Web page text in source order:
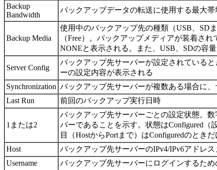
Backup
Bandwidth
バックアップデータの転送に使用する最大
Backup Media
使用中のバックアップ先の種類（USB、SD
（Free）。バックアップメディアが装着さ
NONEと表示される。また、USB、SDの容
Server Config
バックアップ先サーバーが設定されている
ーの設定内容が表示される
Synchronization バックアップ先サーバーが複数ある場合に
Last Run
前回のバックアップ実行日時
1または2
バックアップ先サーバーごとの設定状態。
バーであることを示す。状態はConfigured（
目（HostからPortまで）はConfiguredのとき
Host
バックアップ先サーバーのIPv4/IPv6アドレ
Username
バックアップ先サーバーにログインするた